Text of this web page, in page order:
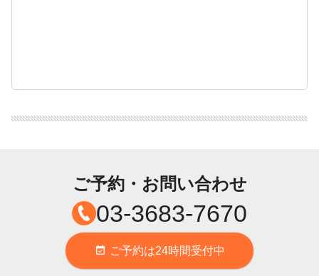
ご予約・お問い合わせ
03-3683-7670
event_available ご予約は24時間受付中